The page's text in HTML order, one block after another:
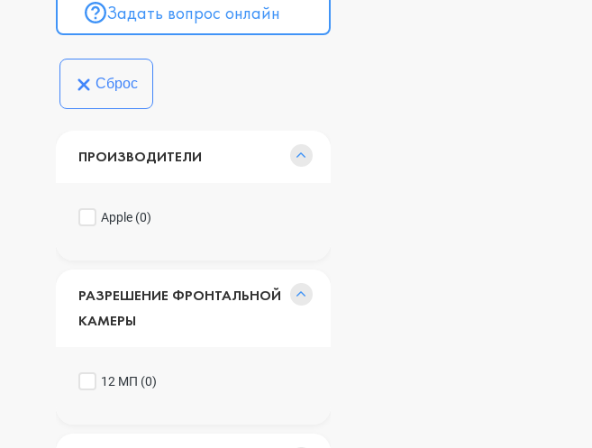
Задать вопрос онлайн
Сброс
ПРОИЗВОДИТЕЛИ
Apple (0)
РАЗРЕШЕНИЕ ФРОНТАЛЬНОЙ
КАМЕРЫ
12 МП (0)